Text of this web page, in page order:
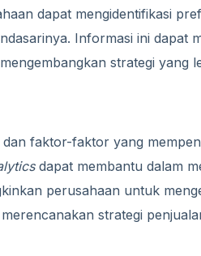
dapat mengidentifikasi
Informasi ini dapat
strategi yang
faktor-faktor yang
dapat membantu dalam
perusahaan untuk
strategi